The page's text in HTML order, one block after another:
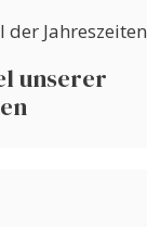
unserer